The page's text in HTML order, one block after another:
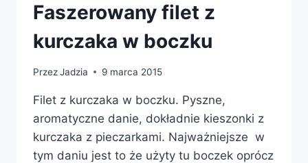
Faszerowany filet z
kurczaka w boczku
PrzezJadzia 9 marca 2015
Filet z kurczaka w boczku. Pyszne,
aromatyczne danie, dokładnie kieszonki z
kurczaka z pieczarkami. Najważniejsze w
tym daniu jest to że użyty tu boczek oprócz